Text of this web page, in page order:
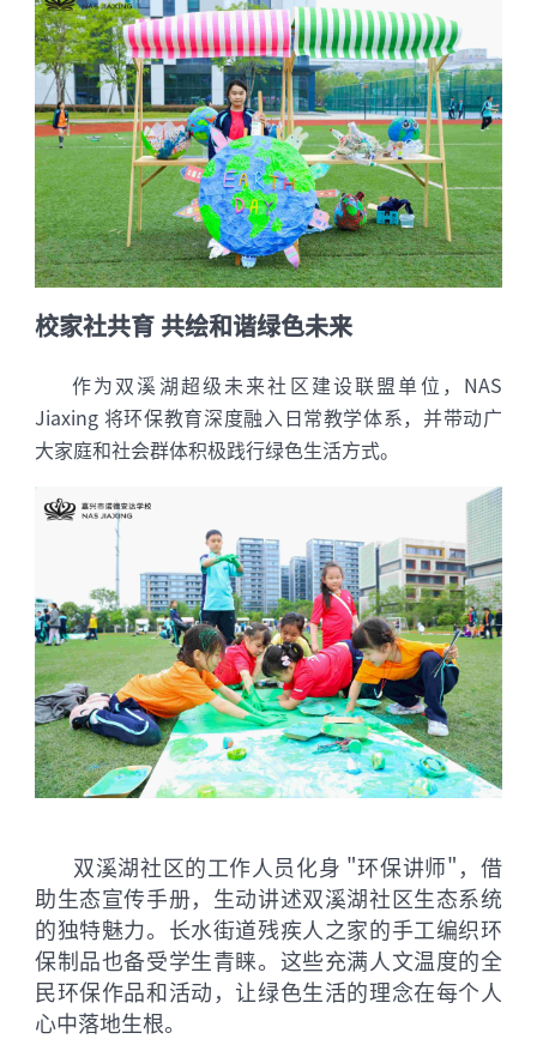
校家社共育 共绘和谐绿色未来
作为双溪湖超级未来社区建设联盟单位，NAS
Jiaxing 将环保教育深度融入日常教学体系，并带动广
大家庭和社会群体积极践行绿色生活方式。
双溪湖社区的工作人员化身 "环保讲师"，借
助生态宣传手册，生动讲述双溪湖社区生态系统
的独特魅力。长水街道残疾人之家的手工编织环
保制品也备受学生青睐。这些充满人文温度的全
民环保作品和活动，让绿色生活的理念在每个人
心中落地生根。